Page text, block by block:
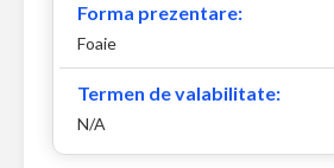
Forma prezentare:
Foaie
Termen de valabilitate:
N/A